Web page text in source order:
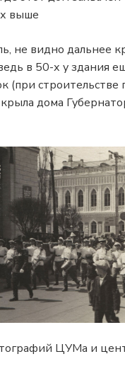
выше
не видно дальнее
в 50-х у здания
(при строительстве
дома
ЦУМа и